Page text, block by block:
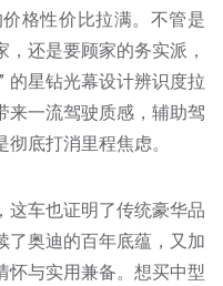
格性价比拉满。不管是
还是要顾家的务实派，
的星钻光幕设计辨识度拉
一流驾驶质感，辅助驾
底打消里程焦虑。
这车也证明了传统豪华品
了奥迪的百年底蕴，又加
与实用兼备。想买中型